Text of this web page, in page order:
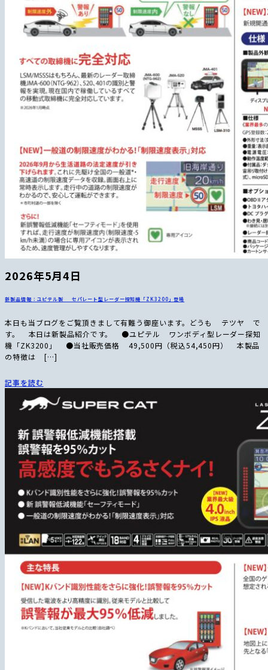
2026年5月4日
新製品情報：ユピテル製 セパレート型レーダー探知機「ZK3200」登場
本日も当ブログをご覧頂きまして有難う御座います。どうも テツヤ で
す。 本日は新製品紹介です。 ●ユピテル ワンボディ型レーダー探知
機「ZK3200」 ●当社販売価格 49,500円（税込54,450円） 本製品
の特徴は […]
記事を読む